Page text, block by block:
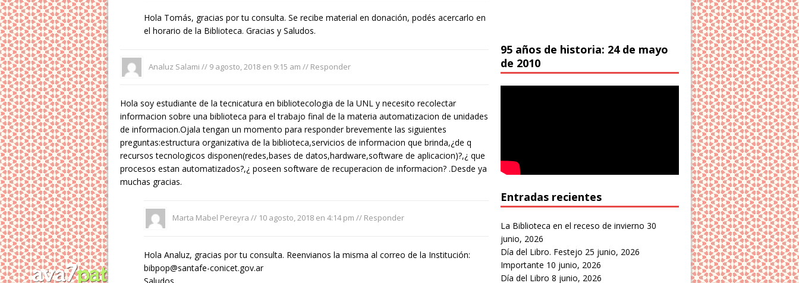
Hola Tomás, gracias por tu consulta. Se recibe material en donación, podés acercarlo en
el horario de la Biblioteca. Gracias y Saludos.
Analuz Salami // 9 agosto, 2018 en 9:15 am // Responder
Hola soy estudiante de la tecnicatura en bibliotecologia de la UNL y necesito recolectar
informacion sobre una biblioteca para el trabajo final de la materia automatizacion de unidades
de informacion.Ojala tengan un momento para responder brevemente las siguientes
preguntas:estructura organizativa de la biblioteca,servicios de informacion que brinda,¿de q
recursos tecnologicos disponen(redes,bases de datos,hardware,software de aplicacion)?,¿ que
procesos estan automatizados?,¿ poseen software de recuperacion de informacion? .Desde ya
muchas gracias.
Marta Mabel Pereyra // 10 agosto, 2018 en 4:14 pm // Responder
Hola Analuz, gracias por tu consulta. Reenvianos la misma al correo de la Institución:
bibpop@santafe-conicet.gov.ar
Saludos
95 años de historia: 24 de mayo
de 2010
Entradas recientes
La Biblioteca en el receso de invierno 30
junio, 2026
Día del Libro. Festejo 25 junio, 2026
Importante 10 junio, 2026
Día del Libro 8 junio, 2026